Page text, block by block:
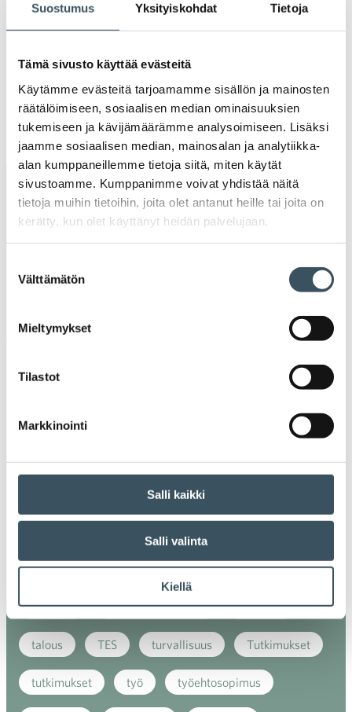
Suostumus Yksityiskohdat Tietoja
Tämä sivusto käyttää evästeitä
Käytämme evästeitä tarjoamamme sisällön ja mainosten
räätälöimiseen, sosiaalisen median ominaisuuksien
tukemiseen ja kävijämäärämme analysoimiseen. Lisäksi
jaamme sosiaalisen median, mainosalan ja analytiikka-
alan kumppaneillemme tietoja siitä, miten käytät
sivustoamme. Kumppanimme voivat yhdistää näitä
tietoja muihin tietoihin, joita olet antanut heille tai joita on
kerätty, kun olet käyttänyt heidän palvelujaan.
valinta
Välttämätön
Mieltymykset
Tilastot
Markkinointi
Salli kaikki
Salli valinta
Kiellä
Avainsanat
alv arvonlisävero digikauppa
digitalisaatio
kansainvälinen verkkokauppa
kaupan näkymät
kuluttajat kuluttajien luottamus
myyntikoulutus nuoret osaaminen
palvelut sosiaalinen vastuu sääntely
talous TES turvallisuus Tutkimukset
tutkimukset työ työehtosopimus